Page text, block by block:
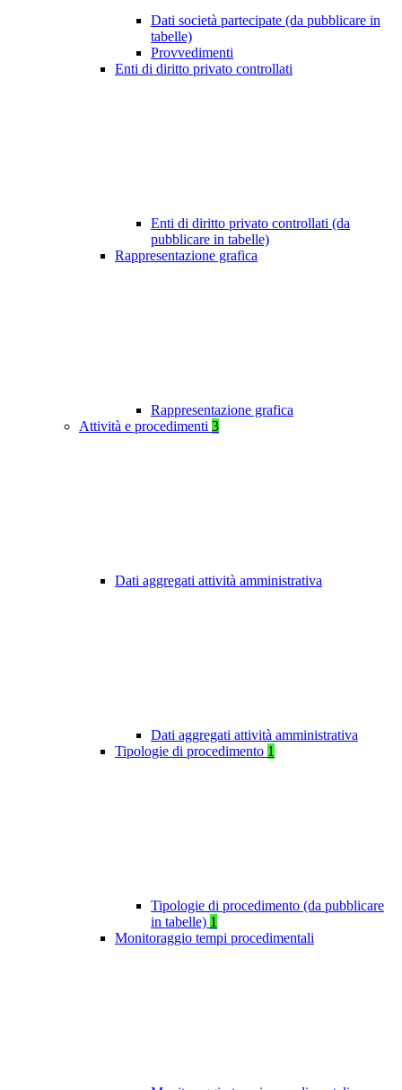
Dati società partecipate (da pubblicare in
tabelle)
Provvedimenti
Enti di diritto privato controllati
Enti di diritto privato controllati (da
pubblicare in tabelle)
Rappresentazione grafica
Rappresentazione grafica
Attività e procedimenti 3
Dati aggregati attività amministrativa
Dati aggregati attività amministrativa
Tipologie di procedimento 1
Tipologie di procedimento (da pubblicare
in tabelle) 1
Monitoraggio tempi procedimentali